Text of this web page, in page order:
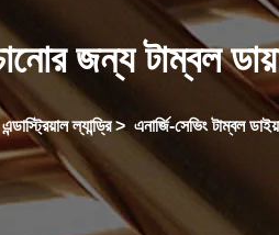
জন্য টাম্বল
এন্ডাস্ট্রিয়াল ল্যান্ড্রি> এনার্জি-সেভিং টাম্বল